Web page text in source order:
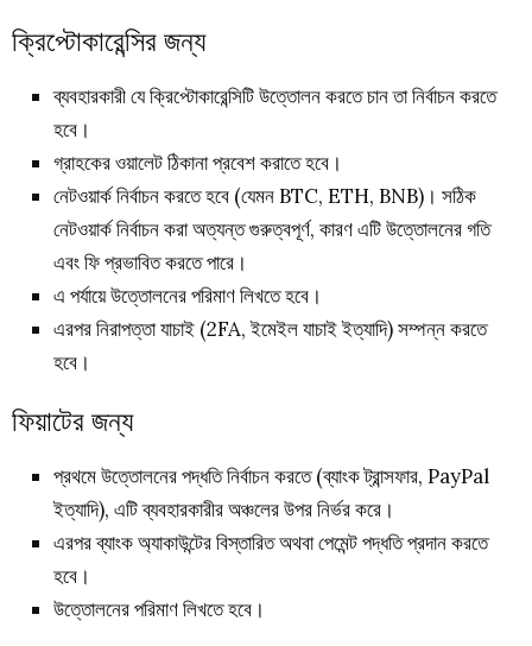
ক্রিপ্টোকারেন্সির জন্য
ব্যবহারকারী যে ক্রিপ্টোকারেন্সিটি উত্তোলন করতে চান তা নির্বাচন করতে
হবে।
গ্রাহকের ওয়ালেট ঠিকানা প্রবেশ করাতে হবে।
নেটওয়ার্ক নির্বাচন করতে হবে (যেমন BTC, ETH, BNB)। সঠিক
নেটওয়ার্ক নির্বাচন করা অত্যন্ত গুরুত্বপূর্ণ, কারণ এটি উত্তোলনের গতি
এবং ফি প্রভাবিত করতে পারে।
এ পর্যায়ে উত্তোলনের পরিমাণ লিখতে হবে।
এরপর নিরাপত্তা যাচাই (2FA, ইমেইল যাচাই ইত্যাদি) সম্পন্ন করতে
হবে।
ফিয়াটের জন্য
প্রথমে উত্তোলনের পদ্ধতি নির্বাচন করতে (ব্যাংক ট্রান্সফার, PayPal
ইত্যাদি), এটি ব্যবহারকারীর অঞ্চলের উপর নির্ভর করে।
এরপর ব্যাংক অ্যাকাউন্টের বিস্তারিত অথবা পেমেন্ট পদ্ধতি প্রদান করতে
হবে।
উত্তোলনের পরিমাণ লিখতে হবে।